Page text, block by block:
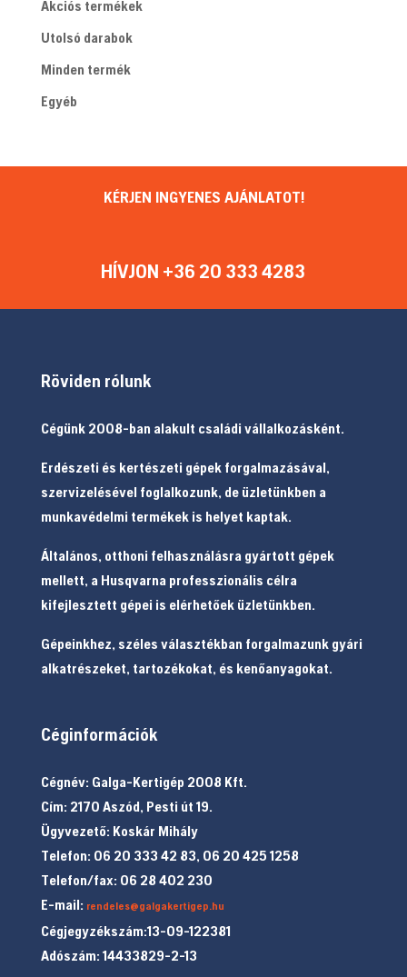
Akciós termékek
Utolsó darabok
Minden termék
Egyéb
KÉRJEN INGYENES AJÁNLATOT!
HÍVJON +36 20 333 4283
Röviden rólunk
Cégünk 2008-ban alakult családi vállalkozásként.
Erdészeti és kertészeti gépek forgalmazásával,
szervizelésével foglalkozunk, de üzletünkben a
munkavédelmi termékek is helyet kaptak.
Általános, otthoni felhasználásra gyártott gépek
mellett, a Husqvarna professzionális célra
kifejlesztett gépei is elérhetőek üzletünkben.
Gépeinkhez, széles választékban forgalmazunk gyári
alkatrészeket, tartozékokat, és kenőanyagokat.
Céginformációk
Cégnév: Galga-Kertigép 2008 Kft.
Cím: 2170 Aszód, Pesti út 19.
Ügyvezető: Koskár Mihály
Telefon: 06 20 333 42 83, 06 20 425 1258
Telefon/fax: 06 28 402 230
E-mail: rendeles@galgakertigep.hu
Cégjegyzékszám:13-09-122381
Adószám: 14433829-2-13